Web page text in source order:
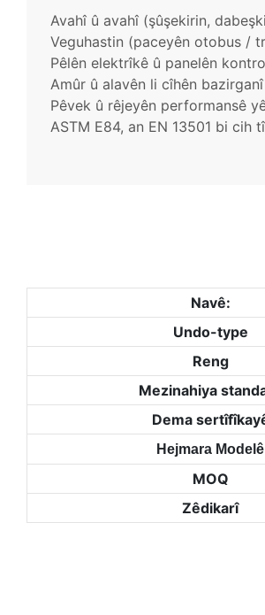
Avahî û avahî (şûşekirin,
Veguhastin (paceyên otobus /
Pêlên elektrîkê û panelên
Amûr û alavên li cîhên
Pêvek û rêjeyên performansê
ASTM E84, an EN 13501 bi cih
Navê:
Undo-type
Reng
Mezinahiya
Dema
Hejmara Modelê
MOQ
Zêdikarî